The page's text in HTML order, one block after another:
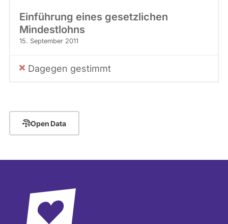
Einführung eines gesetzlichen
Mindestlohns
15. September 2011
Dagegen gestimmt
Open Data